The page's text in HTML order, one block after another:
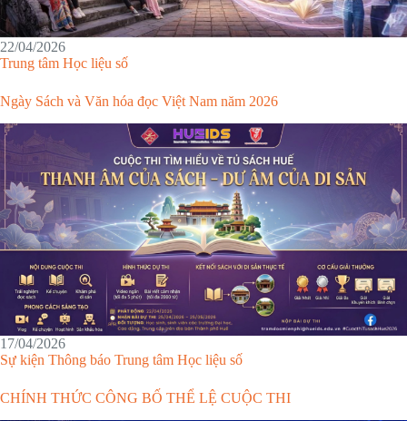
22/04/2026
Trung tâm Học liệu số
Ngày Sách và Văn hóa đọc Việt Nam năm 2026
17/04/2026
Sự kiện Thông báo Trung tâm Học liệu số
CHÍNH THỨC CÔNG BỐ THỂ LỆ CUỘC THI